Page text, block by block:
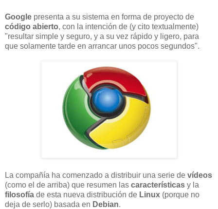
Google presenta a su sistema en forma de proyecto de
código abierto, con la intención de (y cito textualmente)
"resultar simple y seguro, y a su vez rápido y ligero, para
que solamente tarde en arrancar unos pocos segundos".
La compañía ha comenzado a distribuir una serie de vídeos
(como el de arriba) que resumen las características y la
filosofía de esta nueva distribución de Linux (porque no
deja de serlo) basada en Debian.